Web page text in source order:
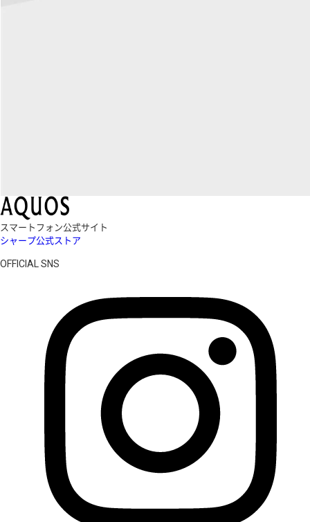
スマートフォン公式サイト
シャープ公式ストア
OFFICIAL SNS